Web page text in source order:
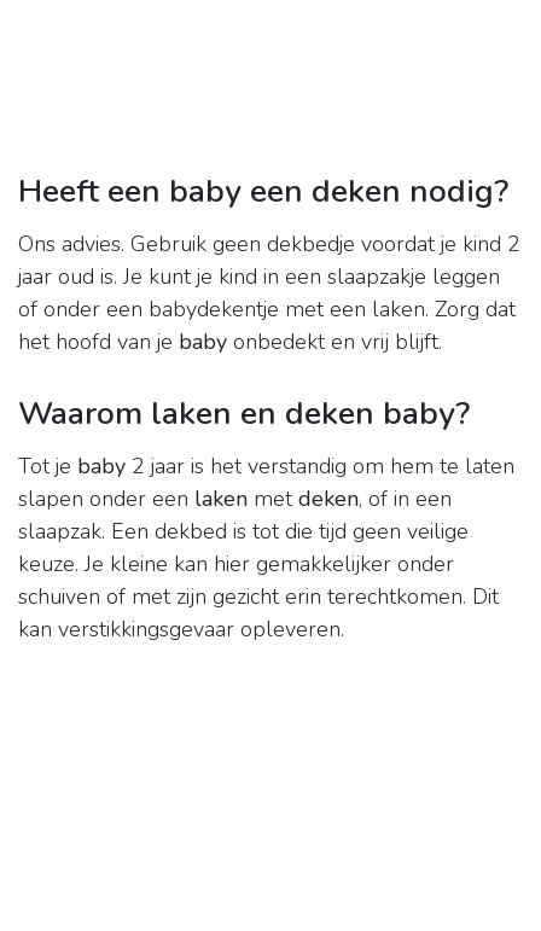
Heeft een baby een deken nodig?
Ons advies. Gebruik geen dekbedje voordat je kind 2
jaar oud is. Je kunt je kind in een slaapzakje leggen
of onder een babydekentje met een laken. Zorg dat
het hoofd van je baby onbedekt en vrij blijft.
Waarom laken en deken baby?
Tot je baby 2 jaar is het verstandig om hem te laten
slapen onder een laken metdeken, of in een
slaapzak. Een dekbed is tot die tijd geen veilige
keuze. Je kleine kan hier gemakkelijker onder
schuiven of met zijn gezicht erin terechtkomen. Dit
kan verstikkingsgevaar opleveren.